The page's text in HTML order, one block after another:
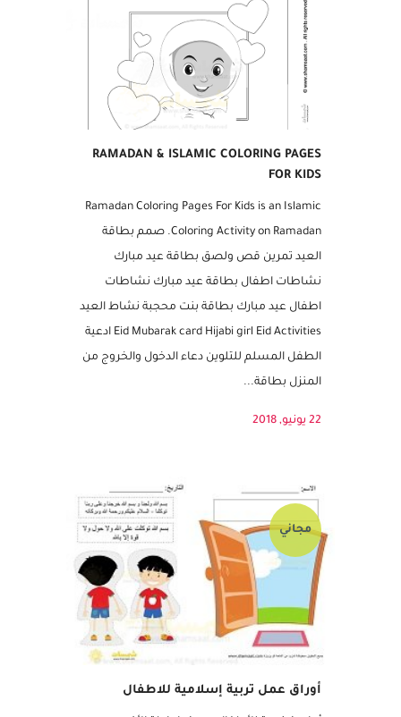
FOR KIDS
Ramadan Coloring Pages For Kids is an Islamic
Coloring Activity on Ramadan. صمم بطاقة
العيد تمرين قص ولصق بطاقة عيد مبارك
نشاطات اطفال بطاقة عيد مبارك نشاطات
اطفال عيد مبارك بطاقة بنت محجبة نشاط العيد
Eid Mubarak card Hijabi girl Eid Activities ادعية
الطفل المسلم للتلوين دعاء الدخول والخروج من
المنزل بطاقة...
مجاني